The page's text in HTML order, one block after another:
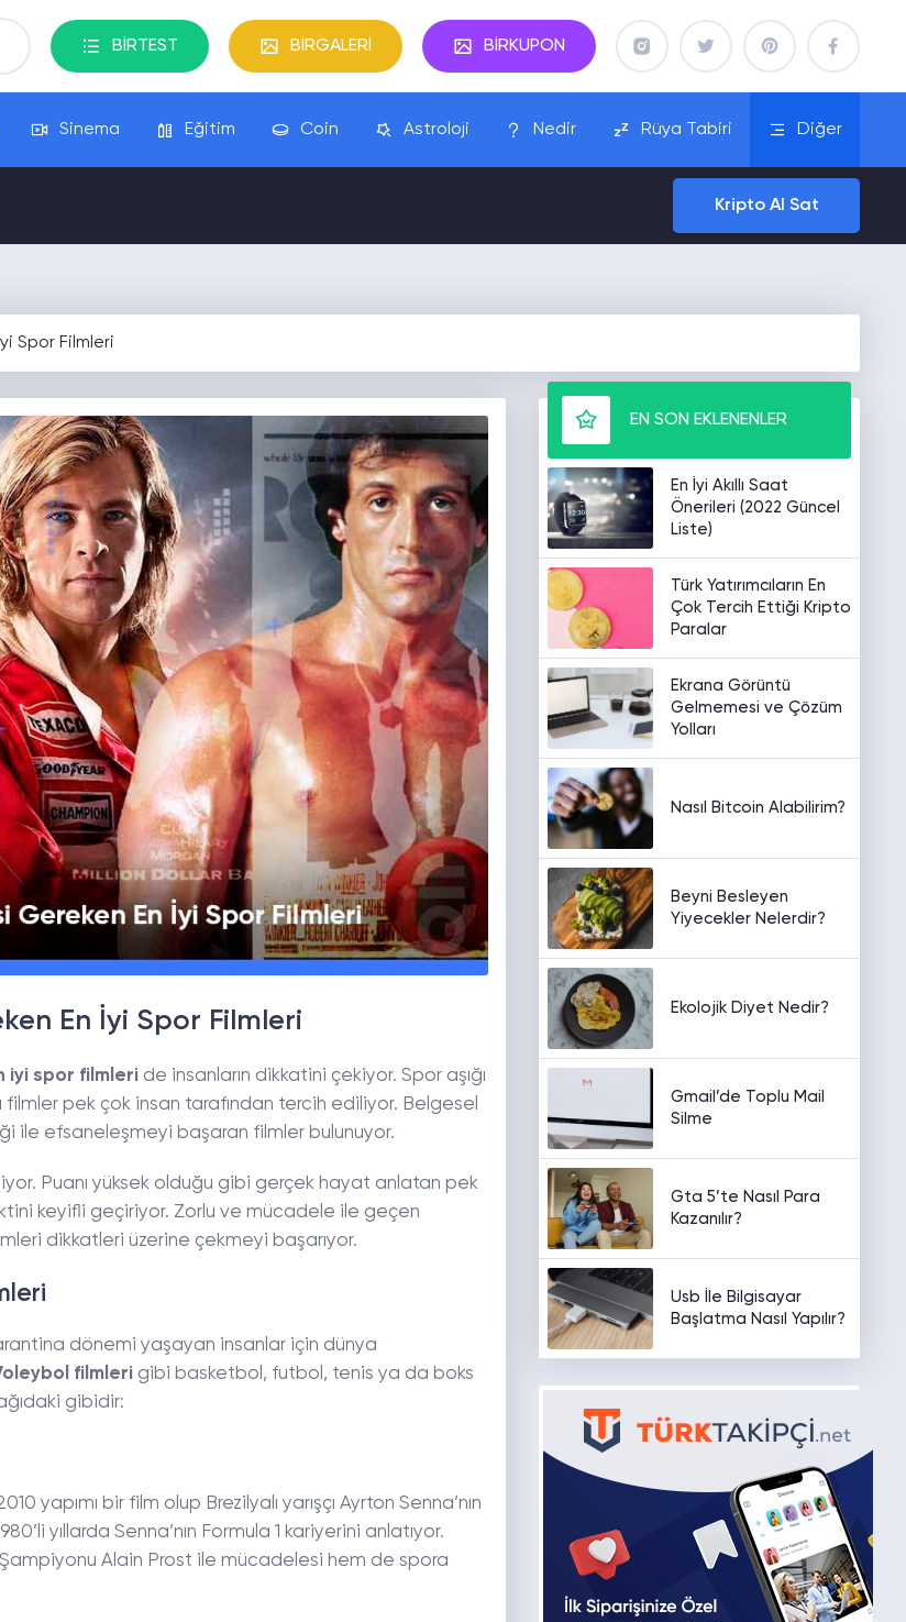
BİRTEST BİRGALERİ BİRKUPON
Sinema Eğitim Coin Astroloji Nedir Rüya Tabiri Diğer
Kripto Al Sat
Spor Filmleri
En İyi Spor Filmleri
iyi spor filmleride insanların dikkatini çekiyor. Spor aşığı
filmler pek çok insan tarafından tercih ediliyor. Belgesel
ile efsaneleşmeyi başaran filmler bulunuyor.
Puanı yüksek olduğu gibi gerçek hayat anlatan pek
keyifli geçiriyor. Zorlu ve mücadele ile geçen
dikkatleri üzerine çekmeyi başarıyor.
dönemi yaşayan insanlar için dünya
filmleri gibi basketbol, futbol, tenis ya da boks
gibidir:
yapımı bir film olup Brezilyalı yarışçı Ayrton Senna’nın
yıllarda Senna’nın Formula 1 kariyerini anlatıyor.
Alain Prost ile mücadelesi hem de spora
EN SON EKLENENLER
En İyi Akıllı Saat
Önerileri (2022 Güncel
Liste)
Türk Yatırımcıların En
Çok Tercih Ettiği Kripto
Paralar
Ekrana Görüntü
Gelmemesi ve Çözüm
Yolları
Nasıl Bitcoin Alabilirim?
Beyni Besleyen
Yiyecekler Nelerdir?
Ekolojik Diyet Nedir?
Gmail’de Toplu Mail
Silme
Gta 5’te Nasıl Para
Kazanılır?
Usb İle Bilgisayar
Başlatma Nasıl Yapılır?